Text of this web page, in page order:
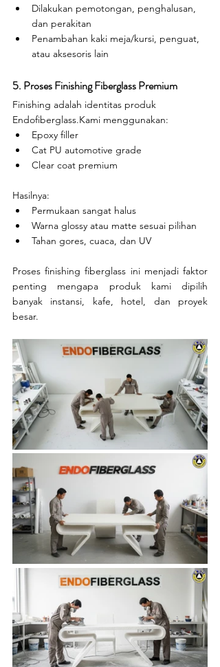
Dilakukan pemotongan, penghalusan,
dan perakitan
Penambahan kaki meja/kursi, penguat,
atau aksesoris lain
5. Proses Finishing Fiberglass Premium
Finishing adalah identitas produk
Endofiberglass.Kami menggunakan:
Epoxy filler
Cat PU automotive grade
Clear coat premium
Hasilnya:
Permukaan sangat halus
Warna glossy atau matte sesuai pilihan
Tahan gores, cuaca, dan UV
Proses finishing fiberglass ini menjadi faktor
penting mengapa produk kami dipilih
banyak instansi, kafe, hotel, dan proyek
besar.